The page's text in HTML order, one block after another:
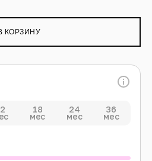
КОРЗИНУ
18
мес
24
мес
36
мес